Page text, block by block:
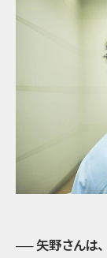
── 矢野さんは、